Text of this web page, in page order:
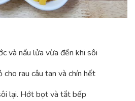
và nấu lửa vừa đến khi sôi
rau câu tan và chín hết
lại. Hớt bọt và tắt bếp